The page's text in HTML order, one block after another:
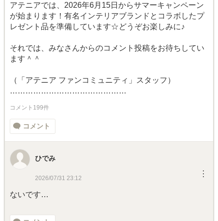
アテニアでは、2026年6月15日からサマーキャンペーン
が始まります！有名インテリアブランドとコラボしたプ
レゼント品を準備しています☆どうぞお楽しみに♪
それでは、みなさんからのコメント投稿をお待ちしてい
ます＾＾
（「アテニア ファンコミュニティ」スタッフ）
………………………………………
コメント199件
コメント
ひでみ
2026/07/31 23:12 ︙
ないです…